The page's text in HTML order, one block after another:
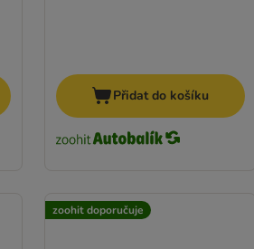
Přidat do košíku
zoohit doporučuje